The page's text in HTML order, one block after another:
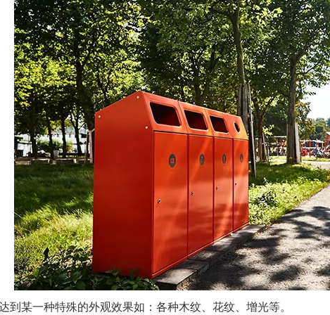
某一种特殊的外观效果如：各种木纹、花纹、增光等。